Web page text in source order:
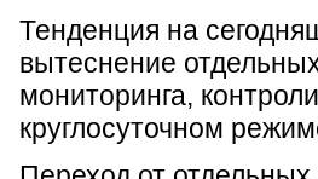
Тенденция на
вытеснение
мониторинга,
круглосуточном